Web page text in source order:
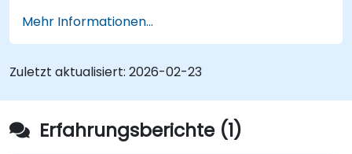
Sie wissen, wie man Panels und Dashboards
individuell anhand von Daten gestaltet.
Sie können ein Reverse Proxy so
schnell lädt.
Mehr Informationen...
Zuletzt aktualisiert: 2026-02-23
Erfahrungsberichte (1)